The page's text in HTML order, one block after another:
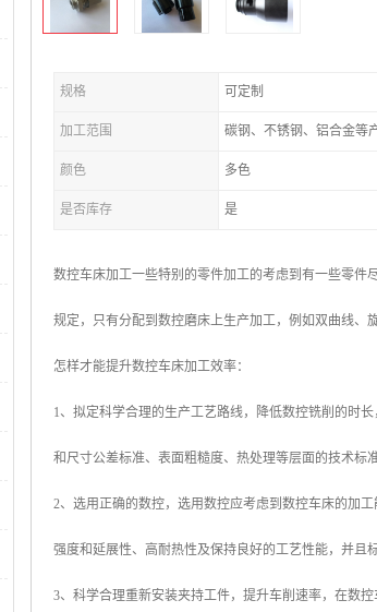
规格 可定制
加工范围 碳钢、不锈钢、铝合金等
颜色 多色
是否库存 是
数控车床加工一些特别的零件加工的考虑到有一些零件
规定，只有分配到数控磨床上生产加工，例如双曲线、
怎样才能提升数控车床加工效率：
1、拟定科学合理的生产工艺路线，降低数控铣削的时
和尺寸公差标准、表面粗糙度、热处理等层面的技术标
2、选用正确的数控，选用数控应考虑到数控车床的加
强度和延展性、高耐热性及保持良好的工艺性能，并且
3、科学合理重新安装夹持工件，提升车削速率，在数